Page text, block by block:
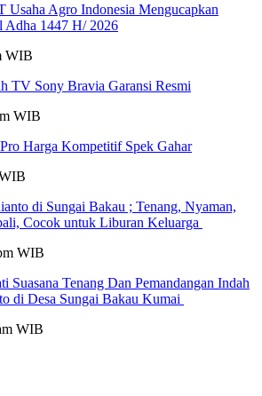
Usaha Agro Indonesia Mengucapkan
Adha 1447 H/ 2026
WIB
TV Sony Bravia Garansi Resmi
WIB
Harga Kompetitif Spek Gahar
di Sungai Bakau ; Tenang, Nyaman,
Cocok untuk Liburan Keluarga
WIB
Tenang Dan Pemandangan Indah
di Desa Sungai Bakau Kumai
WIB